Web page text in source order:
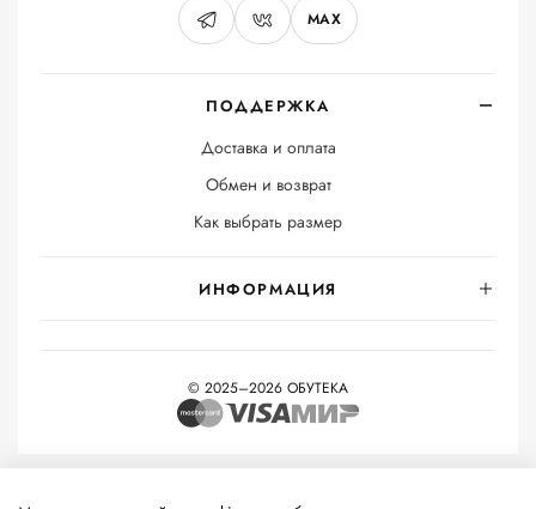
ПОДДЕРЖКА
Доставка и оплата
Обмен и возврат
Как выбрать размер
ИНФОРМАЦИЯ
MAX
© 2025–2026 ОБУТЕКА
технологии
(информационные технологии предоставления